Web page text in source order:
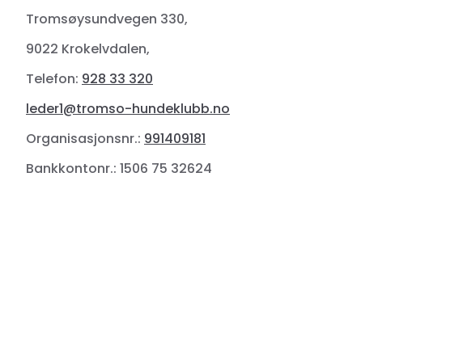
Tromsøysundvegen 330,
9022 Krokelvdalen,
Telefon: 928 33 320
leder1@tromso-hundeklubb.no
Organisasjonsnr.: 991409181
Bankkontonr.: 1506 75 32624